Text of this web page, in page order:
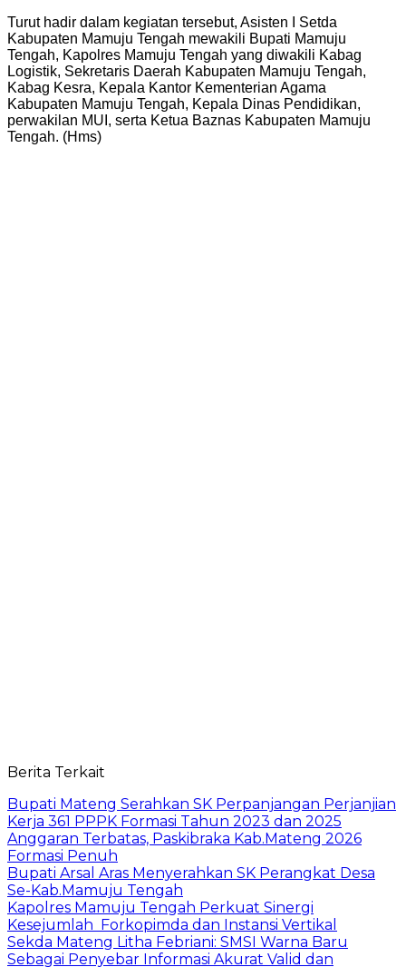
Turut hadir dalam kegiatan tersebut, Asisten I Setda
Kabupaten Mamuju Tengah mewakili Bupati Mamuju
Tengah, Kapolres Mamuju Tengah yang diwakili Kabag
Logistik, Sekretaris Daerah Kabupaten Mamuju Tengah,
Kabag Kesra, Kepala Kantor Kementerian Agama
Kabupaten Mamuju Tengah, Kepala Dinas Pendidikan,
perwakilan MUI, serta Ketua Baznas Kabupaten Mamuju
Tengah. (Hms)
Berita Terkait
Bupati Mateng Serahkan SK Perpanjangan Perjanjian
Kerja 361 PPPK Formasi Tahun 2023 dan 2025
Anggaran Terbatas, Paskibraka Kab.Mateng 2026
Formasi Penuh
Bupati Arsal Aras Menyerahkan SK Perangkat Desa
Se-Kab.Mamuju Tengah
Kapolres Mamuju Tengah Perkuat Sinergi
Kesejumlah Forkopimda dan Instansi Vertikal
Sekda Mateng Litha Febriani: SMSI Warna Baru
Sebagai Penyebar Informasi Akurat Valid dan